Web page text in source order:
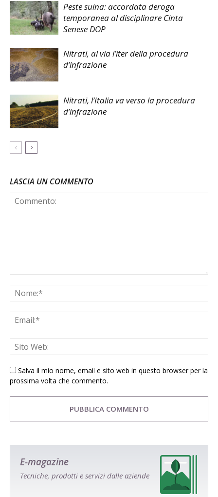
Peste suina: accordata deroga
temporanea al disciplinare Cinta
Senese DOP
Nitrati, al via l’iter della procedura
d’infrazione
Nitrati, l’Italia va verso la procedura
d’infrazione
LASCIA UN COMMENTO
Salva il mio nome, email e sito web in questo browser per la
prossima volta che commento.
E-magazine
Tecniche, prodotti e servizi dalle aziende